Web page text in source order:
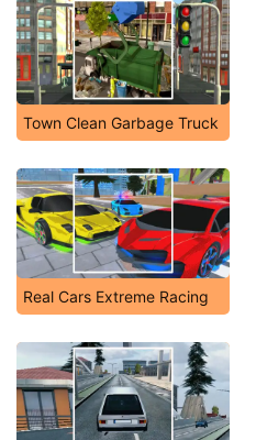
Town Clean Garbage Truck
Real Cars Extreme Racing